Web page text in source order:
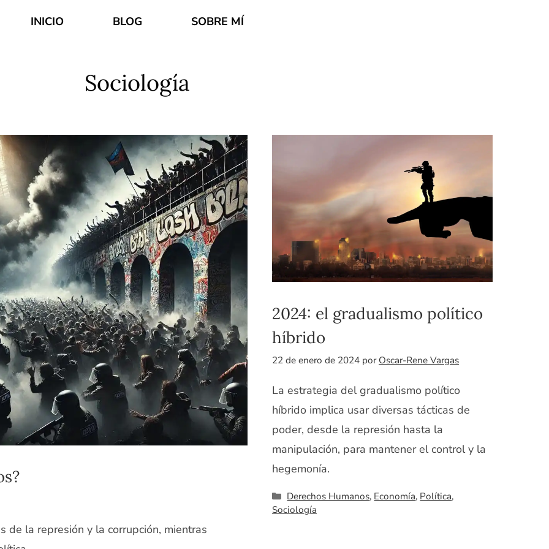
INICIO BLOG SOBRE MÍ
Sociología
la represión y la corrupción, mientras
2024: el gradualismo político
híbrido
22 de enero de 2024 por Oscar-Rene Vargas
La estrategia del gradualismo político
híbrido implica usar diversas tácticas de
poder, desde la represión hasta la
manipulación, para mantener el control y la
hegemonía.
Categorías
Derechos Humanos, Economía, Política,
Sociología